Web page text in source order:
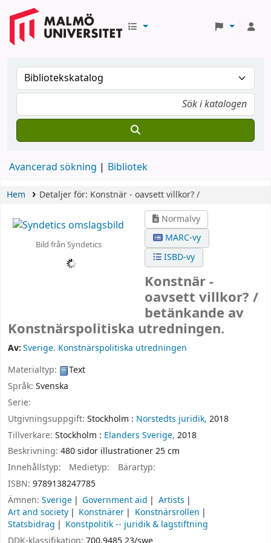
Avancerad sökning Bibliotek
Hem Detaljer för: Konstnär - oavsett villkor? /
Bild från Syndetics
Normalvy
MARC-vy
ISBD-vy
Konstnär -
oavsett villkor? /
betänkande av
Konstnärspolitiska utredningen.
Av:Sverige. Konstnärspolitiska utredningen
Materialtyp:
Text
Språk: Svenska
Serie:
Utgivningsuppgift: Stockholm : Norstedts juridik, 2018
Tillverkare: Stockholm : Elanders Sverige, 2018
Beskrivning: 480 sidor illustrationer 25 cm
Innehållstyp:
Medietyp:
Bärartyp:
ISBN: 9789138247785
Ämnen: Sverige Government aid
Artists
Art and society
Konstnärer
Konstnärsrollen
Statsbidrag
Konstpolitik -- juridik & lagstiftning